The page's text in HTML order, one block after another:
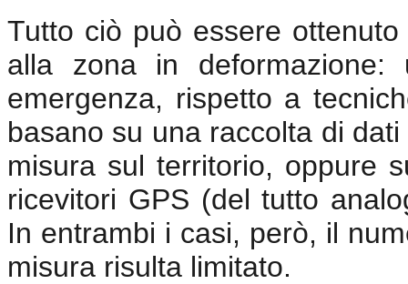
Tutto ciò può essere
alla zona in
emergenza, rispetto a
basano su una raccolta di
misura sul territorio, oppure
ricevitori GPS (del tutto
In entrambi i casi, però, il
misura risulta limitato.